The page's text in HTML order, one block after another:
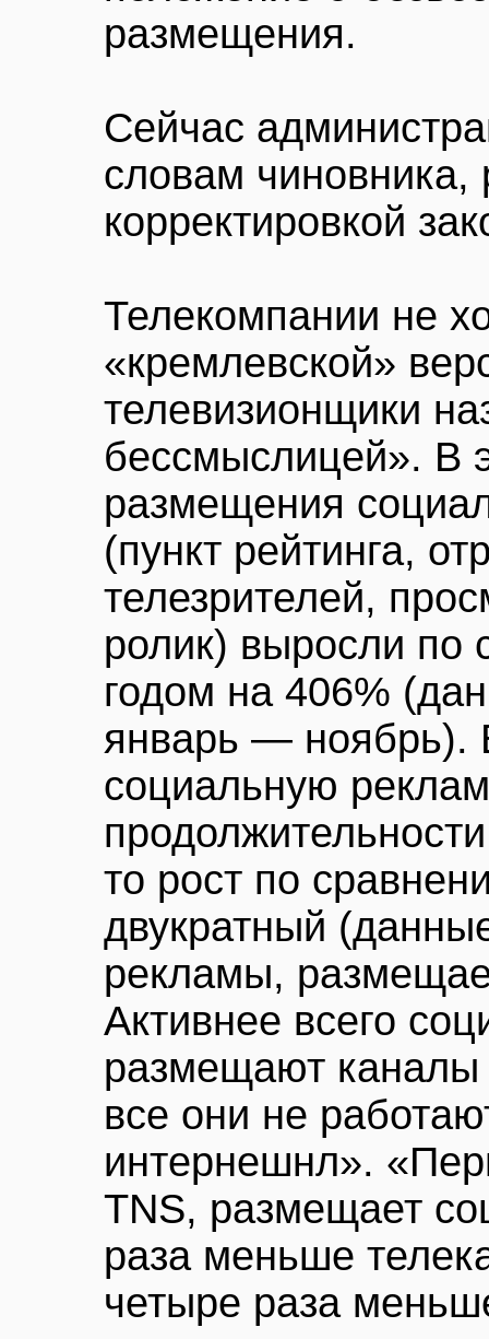
размещения.
Сейчас
словам чиновника,
корректировкой
Телекомпании не
«кремлевской»
телевизионщики
бессмыслицей». В
размещения
(пункт рейтинга,
телезрителей,
ролик) выросли
годом на 406%
январь — ноябрь).
социальную
то рост по
двукратный
рекламы,
Активнее всего
размещают
все они не
интернешнл».
TNS, размещает
раза меньше
четыре раза